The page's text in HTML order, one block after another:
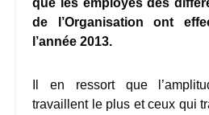
de l’Organisation ont
l’année 2013.
Il en ressort que
travaillent le plus et ceux qui